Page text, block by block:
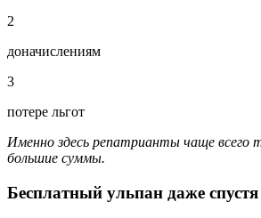
2
доначислениям
3
потере льгот
Именно здесь репатрианты чаще всего
большие суммы.
Бесплатный ульпан даже